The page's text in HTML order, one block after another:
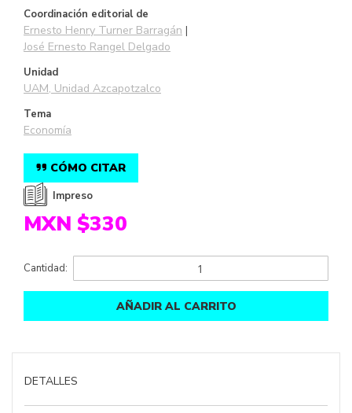
Coordinación editorial de
Ernesto Henry Turner Barragán
José Ernesto Rangel Delgado
Unidad
UAM, Unidad Azcapotzalco
Tema
Economía
CÓMO CITAR
Impreso
MXN $330
Cantidad:
AÑADIR AL CARRITO
DETALLES